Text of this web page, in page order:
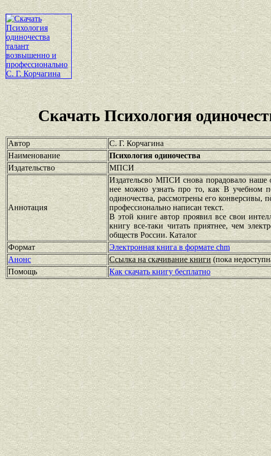
Скачать Психология
Автор
С. Г. Корчагина
Наименование
Психология одиночества
Издательство
МПСИ
Аннотация
Издательсво МПСИ снова порадовало наше
нее можно узнать про то, как В учебном
одиночества, рассмотрены его
профессионально написан текст.
В этой книге автор проявил все свои
книгу все-таки читать приятнее, чем
обществ России. Каталог
Формат
Электронная книга в формате chm
Анонс
Ссылка на скачивание книги (пока
Помощь
Как скачать книгу бесплатно